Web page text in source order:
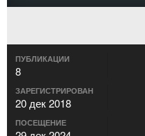
ПУБЛИКАЦИИ
8
ЗАРЕГИСТРИРОВАН
20 дек 2018
ПОСЕЩЕНИЕ